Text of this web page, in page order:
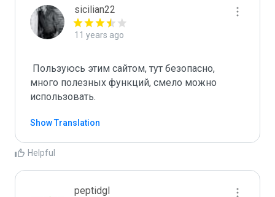
sicilian22
11 years ago
много полезных функций, смело можно
использовать.
Show Translation
Helpful
peptidgl